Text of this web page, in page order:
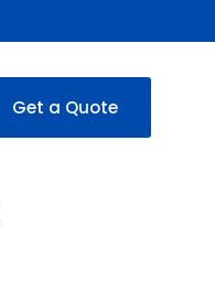
Get a Quote